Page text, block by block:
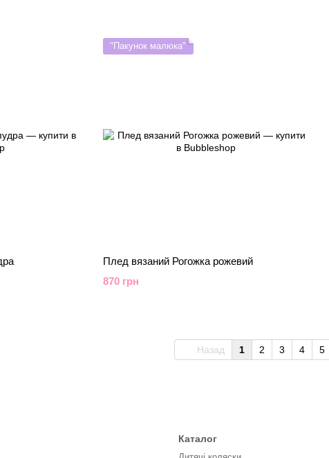
"Пакунок малюка"
Плед вязаний Рогожка рожевий
870 грн
Назад 1 2 3 4 5
Каталог